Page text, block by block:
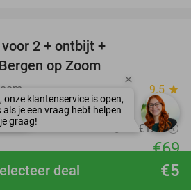
€5
deal
2 + ontbijt +
op Zoom
9.5 star
€123
€69
ca. €4 p.p.p.n. toeristenbelasting
close